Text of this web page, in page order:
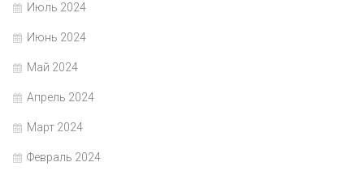
Июль 2024
Июнь 2024
Май 2024
Апрель 2024
Март 2024
Февраль 2024